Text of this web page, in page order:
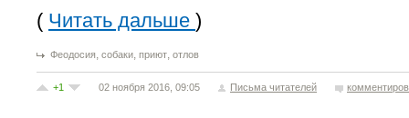
( Читать дальше )
Феодосия, собаки, приют, отлов
+1 02 ноября 2016, 09:05 Письма читателей